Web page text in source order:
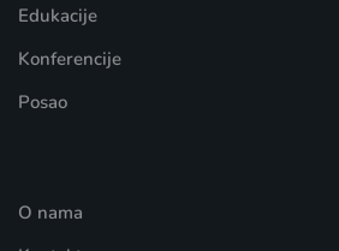
Edukacije
Konferencije
Posao
O nama